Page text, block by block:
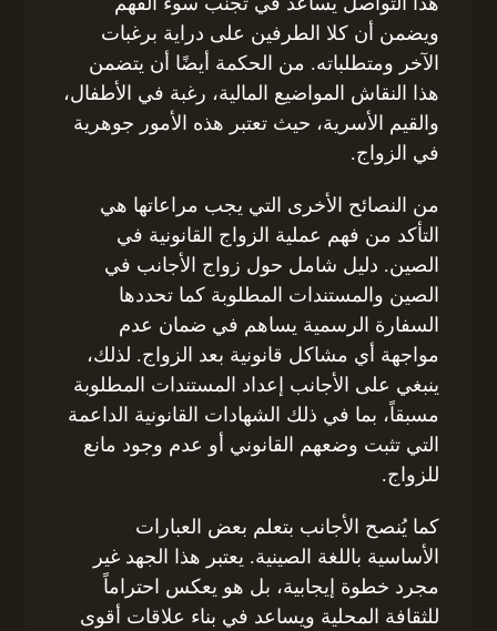
ويضمن أن كلا الطرفين على دراية برغبات
الآخر ومتطلباته. من الحكمة أيضًا أن يتضمن
هذا النقاش المواضيع المالية، رغبة في الأطفال،
والقيم الأسرية، حيث تعتبر هذه الأمور جوهرية
في الزواج.
من النصائح الأخرى التي يجب مراعاتها هي
التأكد من فهم عملية الزواج القانونية في
الصين. دليل شامل حول زواج الأجانب في
الصين والمستندات المطلوبة كما تحددها
السفارة الرسمية يساهم في ضمان عدم
مواجهة أي مشاكل قانونية بعد الزواج. لذلك،
ينبغي على الأجانب إعداد المستندات المطلوبة
مسبقاً، بما في ذلك الشهادات القانونية الداعمة
التي تثبت وضعهم القانوني أو عدم وجود مانع
للزواج.
كما يُنصح الأجانب بتعلم بعض العبارات
الأساسية باللغة الصينية. يعتبر هذا الجهد غير
مجرد خطوة إيجابية، بل هو يعكس احتراماً
للثقافة المحلية ويساعد في بناء علاقات أقوى